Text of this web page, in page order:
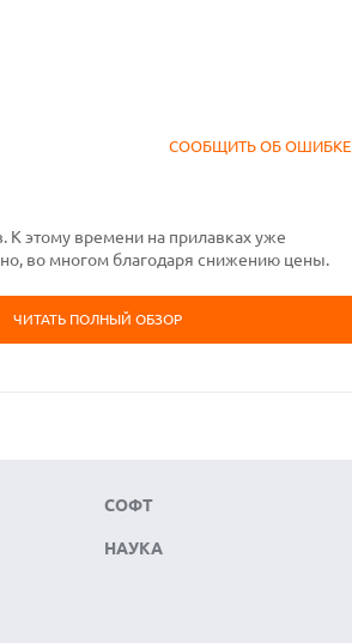
СООБЩИТЬ ОБ ОШИБКЕ
К этому времени на прилавках уже
во многом благодаря снижению цены.
ЧИТАТЬ ПОЛНЫЙ ОБЗОР
СОФТ
НАУКА